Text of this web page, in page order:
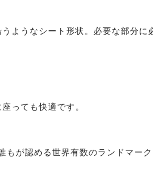
ようなシート形状。必要な部分に
っても快適です。
が認める世界有数のランドマー